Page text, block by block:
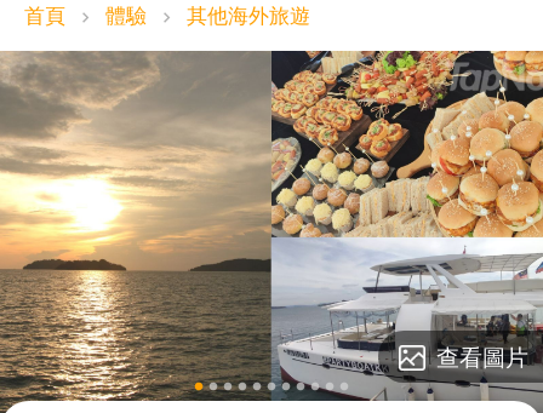
首頁 chevron_right 體驗 chevron_right 其他海外旅遊
lens lens lens lens lens lens lens lens lens lens lens
查看圖片